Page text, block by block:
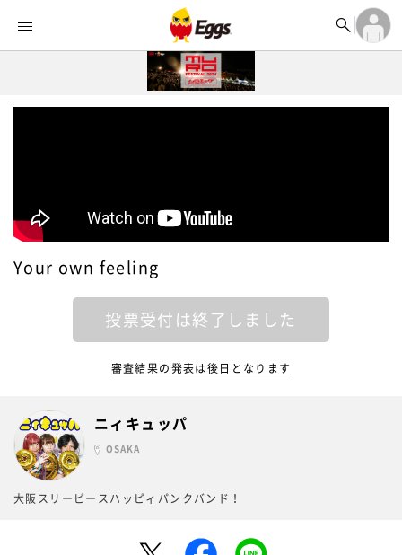


ランキング 
記事 

ログイン
アカウント登録
Your own feeling
投票受付は終了しました
審査結果の発表は後日となります
ニィキュッパ
OSAKA
大阪スリーピースハッピィパンクバンド！